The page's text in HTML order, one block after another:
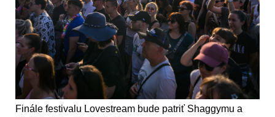
Finále festivalu Lovestream bude patriť Shaggymu a